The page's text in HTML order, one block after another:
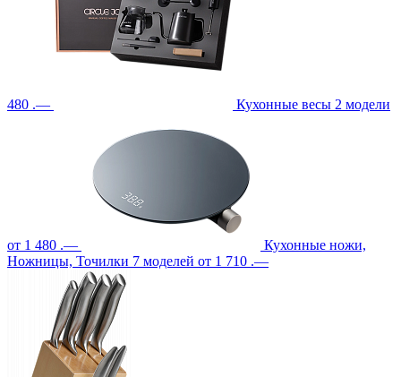
480 .— Кухонные весы 2 модели
от 1 480 .—
Кухонные ножи,
Ножницы, Точилки 7 моделей от 1 710 .—